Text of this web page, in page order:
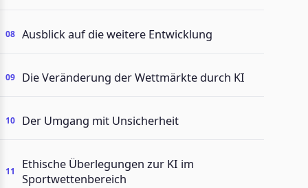
Ausblick auf die weitere Entwicklung
Die Veränderung der Wettmärkte durch KI
Der Umgang mit Unsicherheit
Ethische Überlegungen zur KI im
Sportwettenbereich